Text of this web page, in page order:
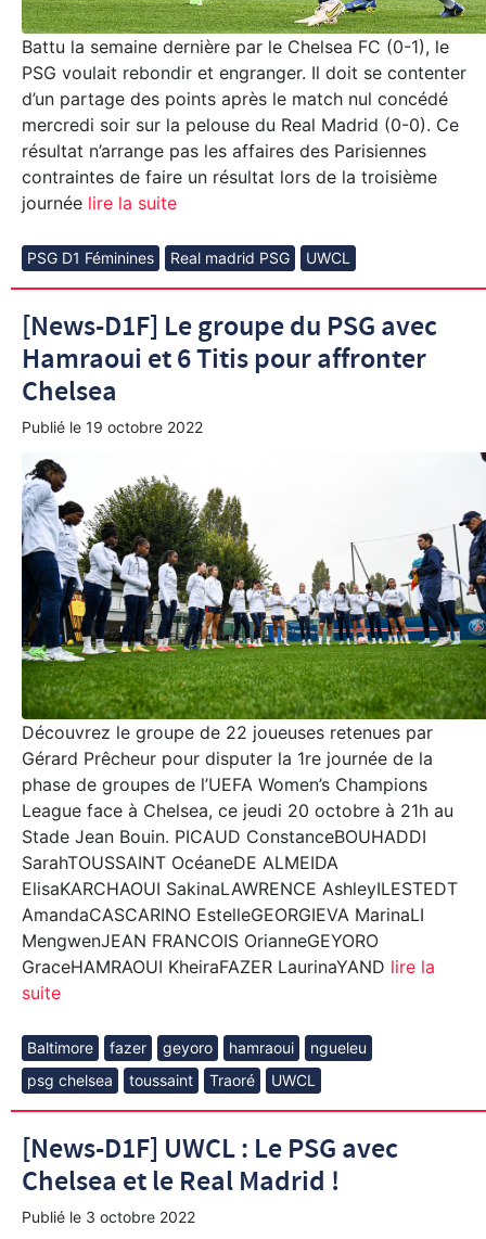
Battu la semaine dernière par le Chelsea FC (0-1), le
PSG voulait rebondir et engranger. Il doit se contenter
d’un partage des points après le match nul concédé
mercredi soir sur la pelouse du Real Madrid (0-0). Ce
résultat n’arrange pas les affaires des Parisiennes
contraintes de faire un résultat lors de la troisième
journée lire la suite
PSG D1 Féminines Real madrid PSG UWCL
[News-D1F] Le groupe du PSG avec
Hamraoui et 6 Titis pour affronter
Chelsea
Publié le 19 octobre 2022
Découvrez le groupe de 22 joueuses retenues par
Gérard Prêcheur pour disputer la 1re journée de la
phase de groupes de l’UEFA Women’s Champions
League face à Chelsea, ce jeudi 20 octobre à 21h au
Stade Jean Bouin. PICAUD ConstanceBOUHADDI
SarahTOUSSAINT OcéaneDE ALMEIDA
ElisaKARCHAOUI SakinaLAWRENCE AshleyILESTEDT
AmandaCASCARINO EstelleGEORGIEVA MarinaLI
MengwenJEAN FRANCOIS OrianneGEYORO
GraceHAMRAOUI KheiraFAZER LaurinaYAND lire la
suite
Baltimore fazer geyoro hamraoui
ngueleu
psg chelsea
toussaint Traoré UWCL
[News-D1F] UWCL : Le PSG avec
Chelsea et le Real Madrid !
Publié le 3 octobre 2022